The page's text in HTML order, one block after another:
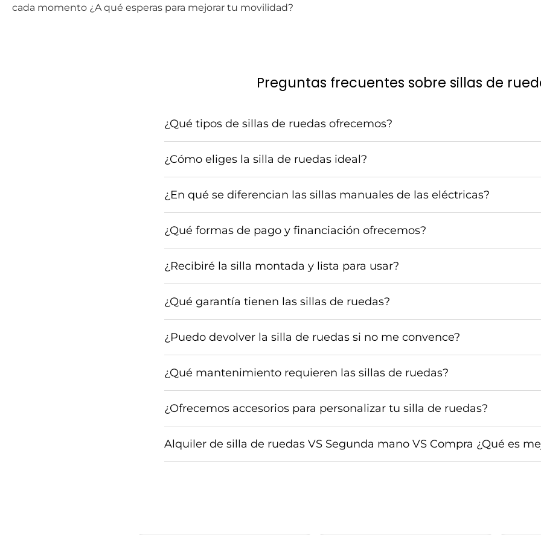
cada momento ¿A qué esperas para mejorar tu movilidad?
Preguntas frecuentes sobre sillas de
¿Qué tipos de sillas de ruedas ofrecemos?
¿Cómo eliges la silla de ruedas ideal?
¿En qué se diferencian las sillas manuales de las eléctricas?
¿Qué formas de pago y financiación ofrecemos?
¿Recibiré la silla montada y lista para usar?
¿Qué garantía tienen las sillas de ruedas?
¿Puedo devolver la silla de ruedas si no me convence?
¿Qué mantenimiento requieren las sillas de ruedas?
¿Ofrecemos accesorios para personalizar tu silla de ruedas?
Alquiler de silla de ruedas VS Segunda mano VS Compra ¿Qué es